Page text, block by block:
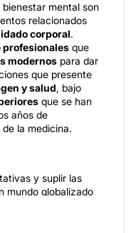
mental son
relacionados
corporal.
profesionales que
modernos para dar
que presente
y salud, bajo
que se han
años de
la medicina.
y suplir las
mundo globalizado
centro médico